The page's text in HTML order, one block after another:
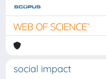
social impact